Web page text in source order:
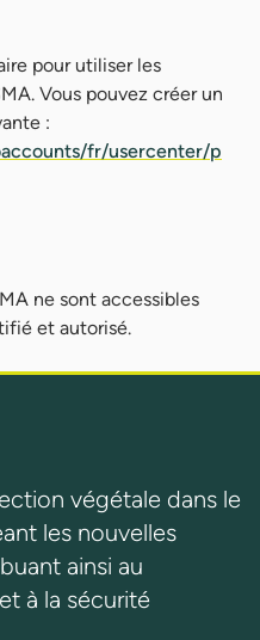
pour utiliser les
Vous pouvez créer un
:
fr/usercenter/p
ne sont accessibles
et autorisé.
végétale dans le
les nouvelles
ainsi au
à la sécurité